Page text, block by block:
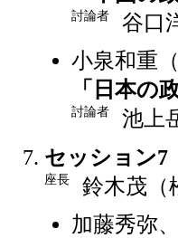
討論者
谷口
小泉和重
「日本の
討論者
池上
セッション7
座長
鈴木茂（
加藤秀弥